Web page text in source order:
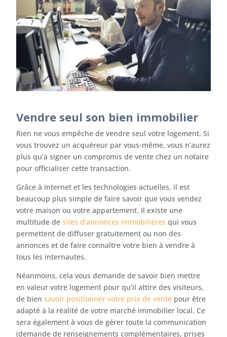
Vendre seul son bien immobilier
Rien ne vous empêche de vendre seul votre logement. Si
vous trouvez un acquéreur par vous-même, vous n’aurez
plus qu’à signer un compromis de vente chez un notaire
pour officialiser cette transaction.
Grâce à Internet et les technologies actuelles, il est
beaucoup plus simple de faire savoir que vous vendez
votre maison ou votre appartement. Il existe une
multitude desites d’annonces immobilières qui vous
permettent de diffuser gratuitement ou non des
annonces et de faire connaître votre bien à vendre à
tous les internautes.
Néanmoins, cela vous demande de savoir bien mettre
en valeur votre logement pour qu’il attire des visiteurs,
de biensavoir positionner votre prix de vente pour être
adapté à la réalité de votre marché immobilier local. Ce
sera également à vous de gérer toute la communication
(demande de renseignements complémentaires, prises